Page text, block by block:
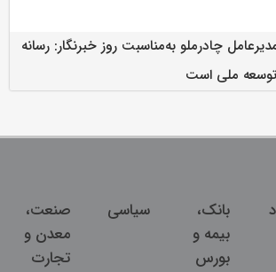
چادرملو به‌مناسبت روز خبرنگار: رسانه
ملی است
بانک،
بیمه و
بورس
سیاسی
صنعت،
معدن و
تجارت